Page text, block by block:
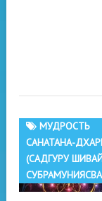
МУДРОСТЬ
САНАТАНА-
(САДГУРУ